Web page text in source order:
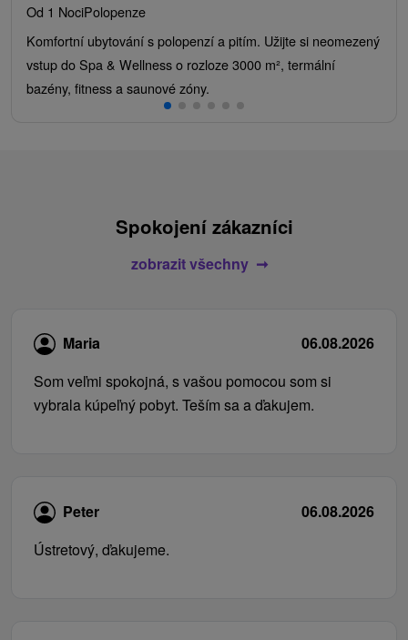
Od 1 NociPolopenze
Komfortní ubytování s polopenzí a pitím. Užijte si neomezený
vstup do Spa & Wellness o rozloze 3000 m², termální
bazény, fitness a saunové zóny.
Spokojení zákazníci
zobrazit všechny
Maria
06.08.2026
Som veľmi spokojná, s vašou pomocou som si
vybrala kúpeľný pobyt. Teším sa a ďakujem.
Peter
06.08.2026
Ústretový, ďakujeme.